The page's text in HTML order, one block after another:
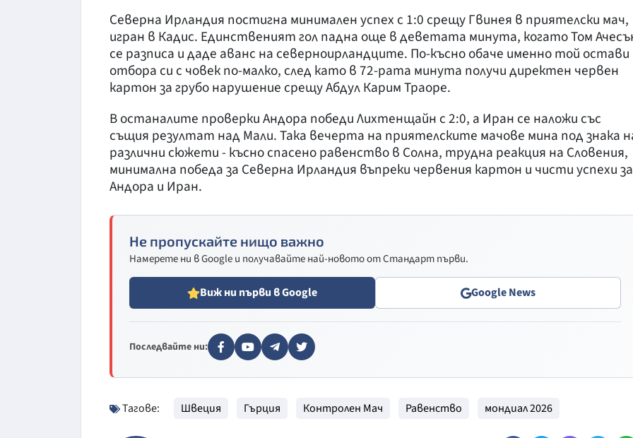
Северна Ирландия постигна минимален успех с 1:0 срещу Гвинея в приятелски мач,
игран в Кадис. Единственият гол падна още в деветата минута, когато Том
се разписа и даде аванс на северноирландците. По-късно обаче именно той остави
отбора си с човек по-малко, след като в 72-рата минута получи директен червен
картон за грубо нарушение срещу Абдул Карим Траоре.
В останалите проверки Андора победи Лихтенщайн с 2:0, а Иран се наложи със
същия резултат над Мали. Така вечерта на приятелските мачове мина под знака
различни сюжети - късно спасено равенство в Солна, трудна реакция на Словения,
минимална победа за Северна Ирландия въпреки червения картон и чисти успехи за
Андора и Иран.
Не пропускайте нищо важно
Намерете ни в Google и получавайте най-новото от Стандарт първи.
Виж ни първи в Google Google News
Последвайте ни:
Тагове: Швеция Гърция Контролен Мач Равенство мондиал 2026